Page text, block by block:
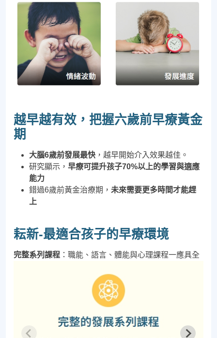
越早越有效，把握六歲前早療黃金
期
大腦6歲前發展最快 ，越早開始介入效果越佳。
研究顯示， 早療可提升孩子70%以上的學習與適應
能力
錯過6歲前黃金治療期， 未來需要更多時間才能趕
上
耘新-最適合孩子的早療環境
完整系列課程 ：職能、語言、體能與心理課程一應具全